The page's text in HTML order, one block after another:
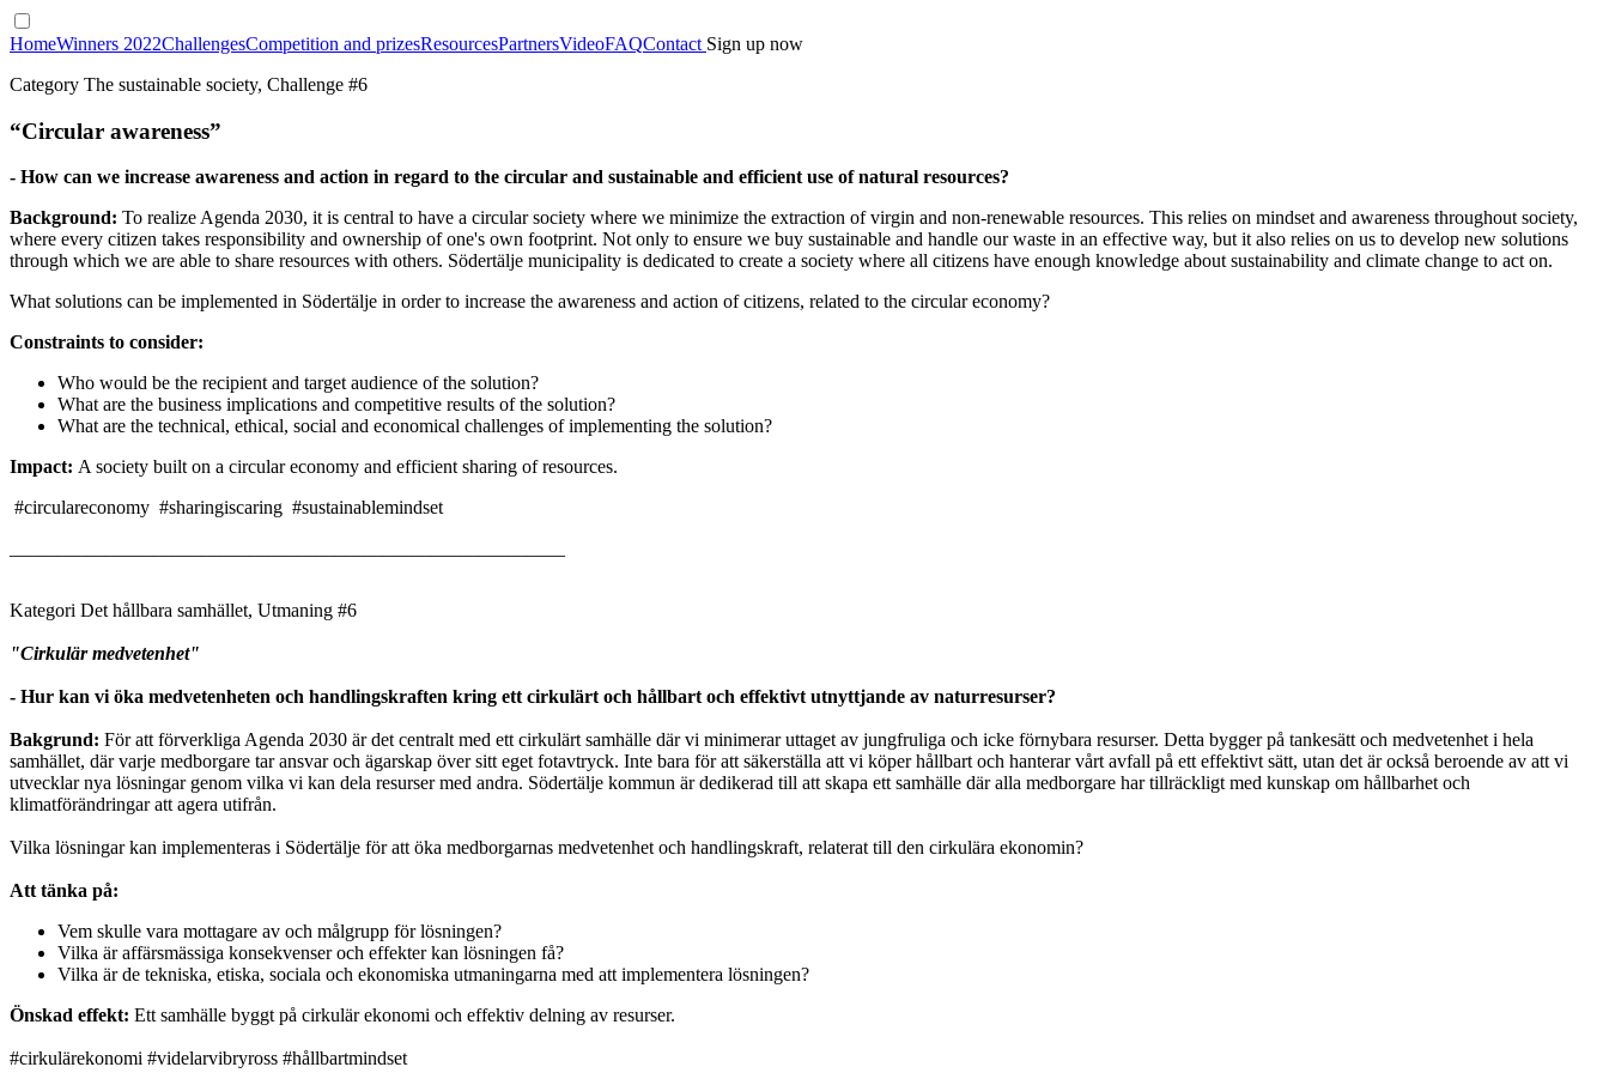
HomeWinners 2022ChallengesCompetition and prizesResourcesPartnersVideoFAQContact Sign up now
Category The sustainable society, Challenge #6
“Circular awareness”
- How can we increase awareness and action in regard to the circular and sustainable and efficient use of natural resources?
Background: To realize Agenda 2030, it is central to have a circular society where we minimize the extraction of virgin and non-renewable resources. This relies on mindset and awareness throughout society,
where every citizen takes responsibility and ownership of one's own footprint. Not only to ensure we buy sustainable and handle our waste in an effective way, but it also relies on us to develop new solutions
through which we are able to share resources with others. Södertälje municipality is dedicated to create a society where all citizens have enough knowledge about sustainability and climate change to act on.
What solutions can be implemented in Södertälje in order to increase the awareness and action of citizens, related to the circular economy?
Constraints to consider:
Who would be the recipient and target audience of the solution?
What are the business implications and competitive results of the solution?
What are the technical, ethical, social and economical challenges of implementing the solution?
Impact: A society built on a circular economy and efficient sharing of resources.
#circulareconomy #sharingiscaring #sustainablemindset
Kategori Det hållbara samhället, Utmaning #6
"Cirkulär medvetenhet"
- Hur kan vi öka medvetenheten och handlingskraften kring ett cirkulärt och hållbart och effektivt utnyttjande av naturresurser?
Bakgrund: För att förverkliga Agenda 2030 är det centralt med ett cirkulärt samhälle där vi minimerar uttaget av jungfruliga och icke förnybara resurser. Detta bygger på tankesätt och medvetenhet i hela
samhället, där varje medborgare tar ansvar och ägarskap över sitt eget fotavtryck. Inte bara för att säkerställa att vi köper hållbart och hanterar vårt avfall på ett effektivt sätt, utan det är också beroende av att vi
utvecklar nya lösningar genom vilka vi kan dela resurser med andra. Södertälje kommun är dedikerad till att skapa ett samhälle där alla medborgare har tillräckligt med kunskap om hållbarhet och
klimatförändringar att agera utifrån.
Vilka lösningar kan implementeras i Södertälje för att öka medborgarnas medvetenhet och handlingskraft, relaterat till den cirkulära ekonomin?
Att tänka på:
Vem skulle vara mottagare av och målgrupp för lösningen?
Vilka är affärsmässiga konsekvenser och effekter kan lösningen få?
Vilka är de tekniska, etiska, sociala och ekonomiska utmaningarna med att implementera lösningen?
Önskad effekt: Ett samhälle byggt på cirkulär ekonomi och effektiv delning av resurser.
#cirkulärekonomi #videlarvibryross #hållbartmindset